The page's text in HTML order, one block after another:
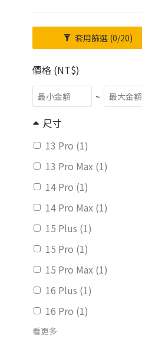
套用篩選 (0/20)
價格 (NT$)
~
尺寸
13 Pro (1)
13 Pro Max (1)
14 Pro (1)
14 Pro Max (1)
15 Plus (1)
15 Pro (1)
15 Pro Max (1)
16 Plus (1)
16 Pro (1)
看更多